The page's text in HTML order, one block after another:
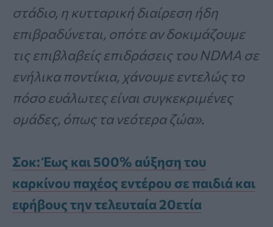
στάδιο, η κυτταρική διαίρεση ήδη
επιβραδύνεται, οπότε αν δοκιμάζουμε
τις επιβλαβείς επιδράσεις του NDMA σε
ενήλικα ποντίκια, χάνουμε εντελώς το
πόσο ευάλωτες είναι συγκεκριμένες
ομάδες, όπως τα νεότερα ζώα».
Σοκ: Έως και 500% αύξηση του
καρκίνου παχέος εντέρου σε παιδιά και
εφήβους την τελευταία 20ετία